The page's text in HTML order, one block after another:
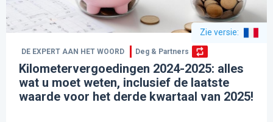
Zie versie:
DE EXPERT AAN HET WOORD Deg & Partners
Kilometervergoedingen 2024-2025: alles
wat u moet weten, inclusief de laatste
waarde voor het derde kwartaal van 2025!